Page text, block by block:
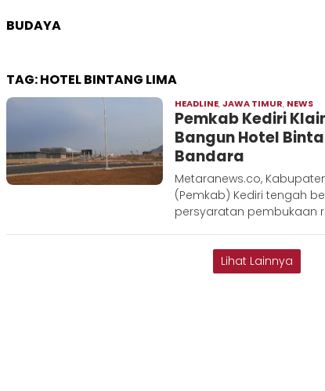
BUDAYA
TAG:HOTEL BINTANG LIMA
HEADLINE,JAWA TIMUR, NEWS
Pemkab Kediri
Bangun Hotel
Bandara
Metaranews.co,
(Pemkab) Kediri tengah
persyaratan pembukaan
Lihat Lainnya